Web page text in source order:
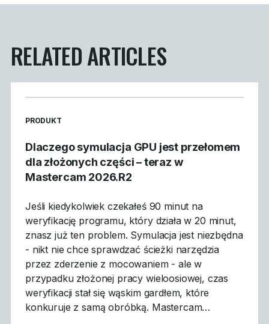
RELATED ARTICLES
READ MORE ARTICLES ABOUT
PRODUKT
Dlaczego symulacja GPU jest przełomem
dla złożonych części – teraz w
Mastercam 2026.R2
Jeśli kiedykolwiek czekałeś 90 minut na
weryfikację programu, który działa w 20 minut,
znasz już ten problem. Symulacja jest niezbędna
- nikt nie chce sprawdzać ścieżki narzędzia
przez zderzenie z mocowaniem - ale w
przypadku złożonej pracy wieloosiowej, czas
weryfikacji stał się wąskim gardłem, które
konkuruje z samą obróbką. Mastercam…